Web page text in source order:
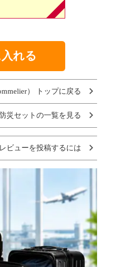
れる
） トップに戻る
防災セットの一覧を見る
ビューを投稿するには